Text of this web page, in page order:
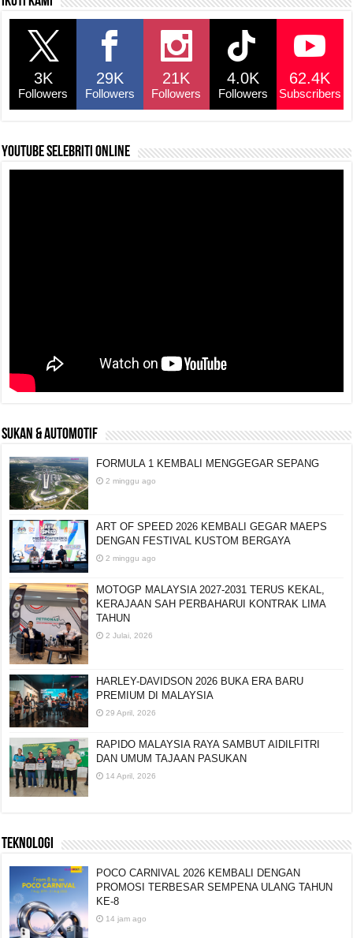
e
b
o
o
k
s
p
a
y
Li
n
k
e
3K
Followers
29K
Followers
21K
Followers
4.0K
Followers
62.4K
Subscribers
YouTube selebriti online
SUKAN & AUTOMOTIF
FORMULA 1 KEMBALI MENGGEGAR SEPANG
2 minggu ago
ART OF SPEED 2026 KEMBALI GEGAR MAEPS
DENGAN FESTIVAL KUSTOM BERGAYA
2 minggu ago
MOTOGP MALAYSIA 2027-2031 TERUS KEKAL,
KERAJAAN SAH PERBAHARUI KONTRAK LIMA
TAHUN
2 Julai, 2026
HARLEY-DAVIDSON 2026 BUKA ERA BARU
PREMIUM DI MALAYSIA
29 April, 2026
RAPIDO MALAYSIA RAYA SAMBUT AIDILFITRI
DAN UMUM TAJAAN PASUKAN
14 April, 2026
TEKNOLOGI
POCO CARNIVAL 2026 KEMBALI DENGAN
PROMOSI TERBESAR SEMPENA ULANG TAHUN
KE-8
14 jam ago